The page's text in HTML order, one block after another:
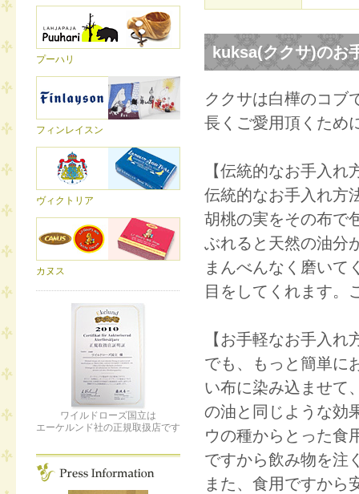
プーハリ
フィンレイスン
ヴィクトリア
カヌス
ワイルドローズ国立は
エーケルンド社の正規取扱店です
kuksa(ククサ)のお
ククサは白樺のコブ
長くご愛用頂くため
【伝統的なお手入れ
伝統的なお手入れ方
胡桃の実をその布で
ぶれると天然の油分
まんべんなく磨いて
目をしてくれます。
【お手軽なお手入れ
でも、もっと簡単に
い布に染み込ませて
の油と同じような効
ウの種からとった食
ですから飲み物を注
また、食用ですから